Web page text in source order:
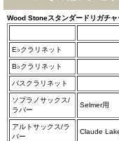
Wood Stoneスタンダードリガチ
E♭クラリネット
B♭クラリネット
バスクラリネット
ソプラノサックス/
ラバー
Selmer用
アルトサックス/ラ
バー
Claude